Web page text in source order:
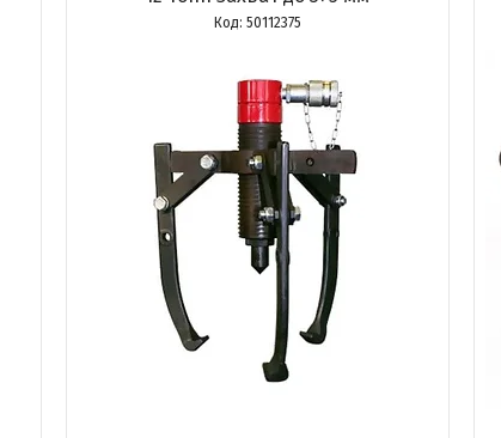
50112375